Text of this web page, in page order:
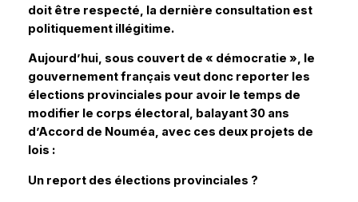
doit être respecté, la dernière consultation est
politiquement illégitime.
Aujourd’hui, sous couvert de « démocratie », le
gouvernement français veut donc reporter les
élections provinciales pour avoir le temps de
modifier le corps électoral, balayant 30 ans
d’Accord de Nouméa, avec ces deux projets de
lois :
Un report des élections provinciales ?